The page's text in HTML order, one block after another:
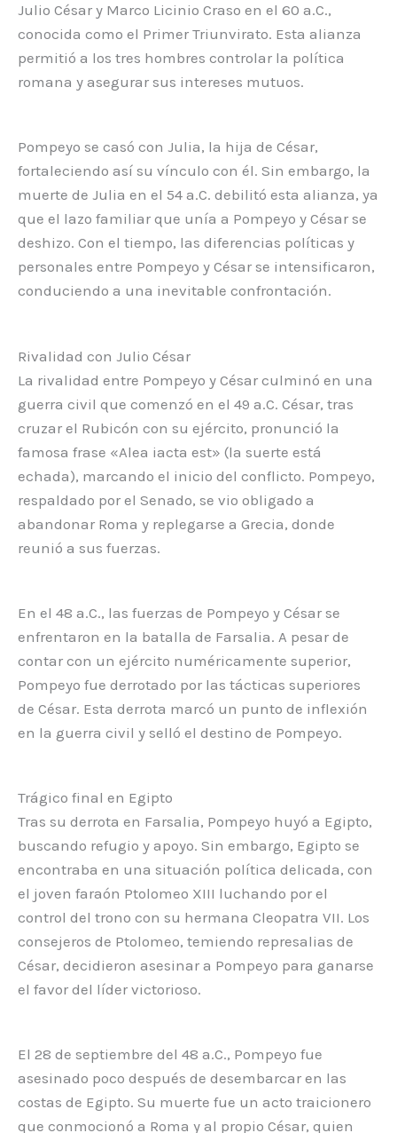
Julio César y Marco Licinio Craso en el 60 a.C.,
conocida como el Primer Triunvirato. Esta alianza
permitió a los tres hombres controlar la política
romana y asegurar sus intereses mutuos.
Pompeyo se casó con Julia, la hija de César,
fortaleciendo así su vínculo con él. Sin embargo, la
muerte de Julia en el 54 a.C. debilitó esta alianza, ya
que el lazo familiar que unía a Pompeyo y César se
deshizo. Con el tiempo, las diferencias políticas y
personales entre Pompeyo y César se intensificaron,
conduciendo a una inevitable confrontación.
Rivalidad con Julio César
La rivalidad entre Pompeyo y César culminó en una
guerra civil que comenzó en el 49 a.C. César, tras
cruzar el Rubicón con su ejército, pronunció la
famosa frase «Alea iacta est» (la suerte está
echada), marcando el inicio del conflicto. Pompeyo,
respaldado por el Senado, se vio obligado a
abandonar Roma y replegarse a Grecia, donde
reunió a sus fuerzas.
En el 48 a.C., las fuerzas de Pompeyo y César se
enfrentaron en la batalla de Farsalia. A pesar de
contar con un ejército numéricamente superior,
Pompeyo fue derrotado por las tácticas superiores
de César. Esta derrota marcó un punto de inflexión
en la guerra civil y selló el destino de Pompeyo.
Trágico final en Egipto
Tras su derrota en Farsalia, Pompeyo huyó a Egipto,
buscando refugio y apoyo. Sin embargo, Egipto se
encontraba en una situación política delicada, con
el joven faraón Ptolomeo XIII luchando por el
control del trono con su hermana Cleopatra VII. Los
consejeros de Ptolomeo, temiendo represalias de
César, decidieron asesinar a Pompeyo para ganarse
el favor del líder victorioso.
El 28 de septiembre del 48 a.C., Pompeyo fue
asesinado poco después de desembarcar en las
costas de Egipto. Su muerte fue un acto traicionero
que conmocionó a Roma y al propio César, quien